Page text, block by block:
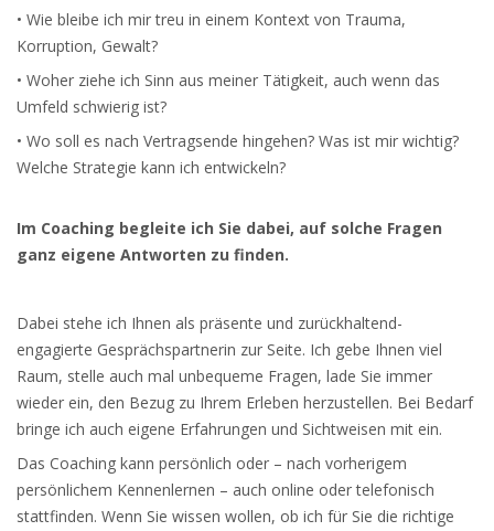
• Wie bleibe ich mir treu in einem Kontext von Trauma,
Korruption, Gewalt?
• Woher ziehe ich Sinn aus meiner Tätigkeit, auch wenn das
Umfeld schwierig ist?
• Wo soll es nach Vertragsende hingehen? Was ist mir wichtig?
Welche Strategie kann ich entwickeln?
Im Coaching begleite ich Sie dabei, auf solche Fragen
ganz eigene Antworten zu finden.
Dabei stehe ich Ihnen als präsente und zurückhaltend-
engagierte Gesprächspartnerin zur Seite. Ich gebe Ihnen viel
Raum, stelle auch mal unbequeme Fragen, lade Sie immer
wieder ein, den Bezug zu Ihrem Erleben herzustellen. Bei Bedarf
bringe ich auch eigene Erfahrungen und Sichtweisen mit ein.
Das Coaching kann persönlich oder – nach vorherigem
persönlichem Kennenlernen – auch online oder telefonisch
stattfinden. Wenn Sie wissen wollen, ob ich für Sie die richtige